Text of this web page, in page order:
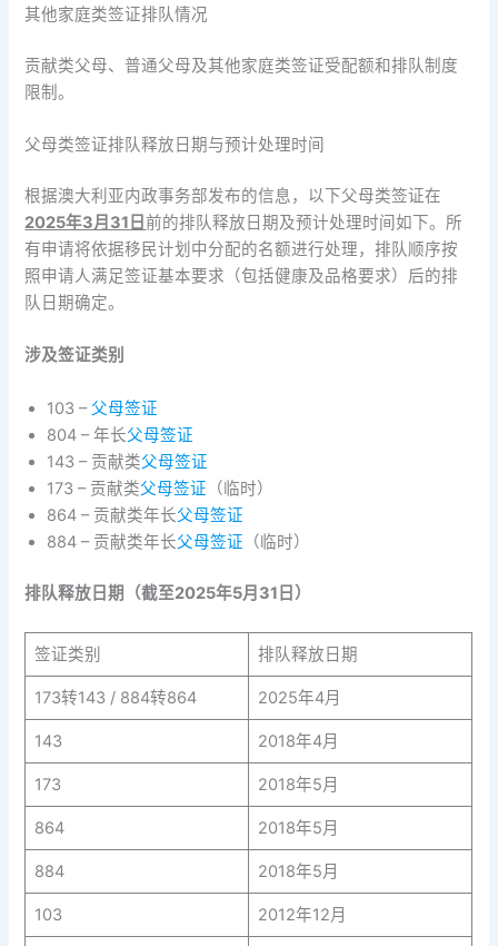
其他家庭类签证排队情况
贡献类父母、普通父母及其他家庭类签证受配额和排队制度
限制。
父母类签证排队释放日期与预计处理时间
根据澳大利亚内政事务部发布的信息，以下父母类签证在
2025年3月31日前的排队释放日期及预计处理时间如下。所
有申请将依据移民计划中分配的名额进行处理，排队顺序按
照申请人满足签证基本要求（包括健康及品格要求）后的排
队日期确定。
涉及签证类别
103 – 父母签证
804 – 年长父母签证
143 – 贡献类父母签证
173 – 贡献类父母签证 （临时）
864 – 贡献类年长父母签证
884 – 贡献类年长父母签证 （临时）
排队释放日期（截至2025年5月31日）
签证类别 排队释放日期
173转143 / 884转864 2025年4月
143 2018年4月
173 2018年5月
864 2018年5月
884 2018年5月
103 2012年12月